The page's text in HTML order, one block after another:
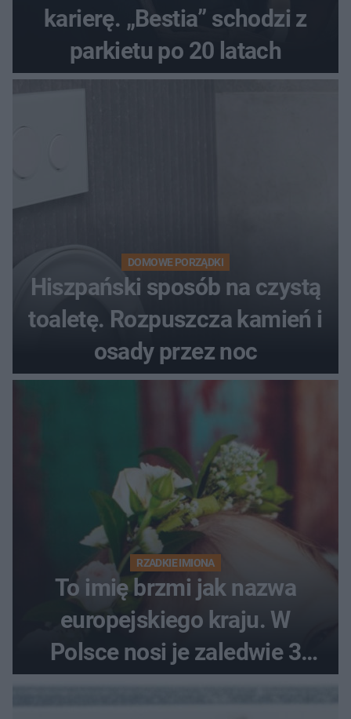
karierę. „Bestia” schodzi z
parkietu po 20 latach
DOMOWE PORZĄDKI
Hiszpański sposób na czystą
toaletę. Rozpuszcza kamień i
osady przez noc
RZADKIE IMIONA
To imię brzmi jak nazwa
europejskiego kraju. W
Polsce nosi je zaledwie 3